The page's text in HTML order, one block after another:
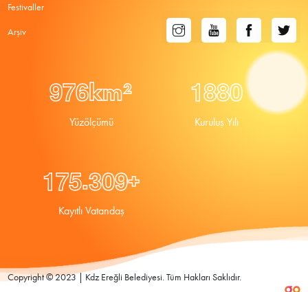
Festivaller
Arşiv
976km²
Yüzölçümü
1880
Kuruluş Yılı
175.309+
Kayıtlı Vatandaş
Copyright © 2023 | Kdz Ereğli Belediyesi. Tüm Hakları Saklıdır.